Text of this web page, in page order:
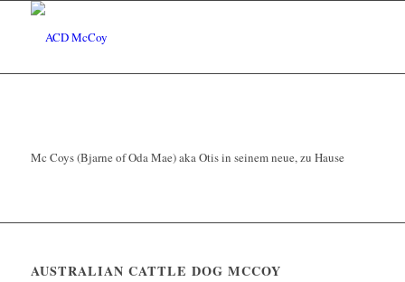
Mc Coys (Bjarne of Oda Mae) aka Otis in seinem neue, zu Hause
AUSTRALIAN CATTLE DOG MCCOY